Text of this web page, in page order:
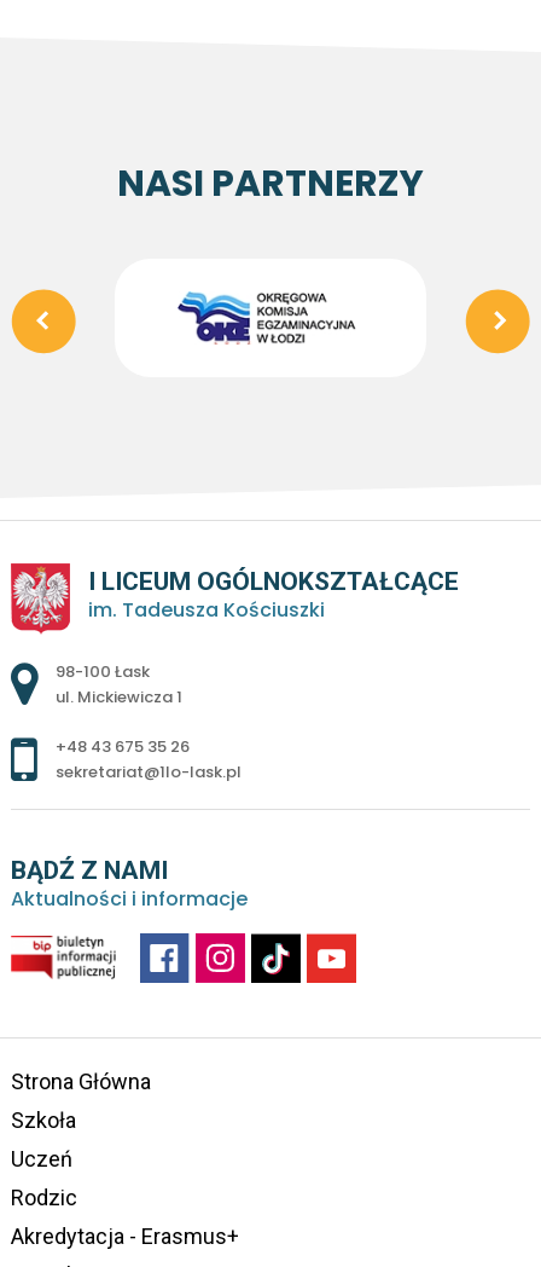
NASI PARTNERZY
I LICEUM OGÓLNOKSZTAŁCĄCE
im. Tadeusza Kościuszki
Adres pocztowy:
98-100 Łask
ul. Mickiewicza 1
+48 43 675 35 26
sekretariat@1lo-lask.pl
BĄDŹ Z NAMI
Aktualności i informacje
Strona Główna
Szkoła
Uczeń
Rodzic
Akredytacja - Erasmus+